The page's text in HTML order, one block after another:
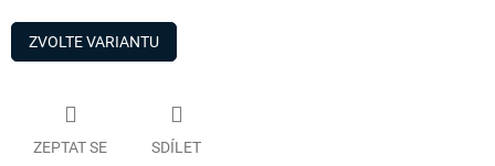
Měrná
cena:
ZVOLTE VARIANTU
ZEPTAT SE SDÍLET